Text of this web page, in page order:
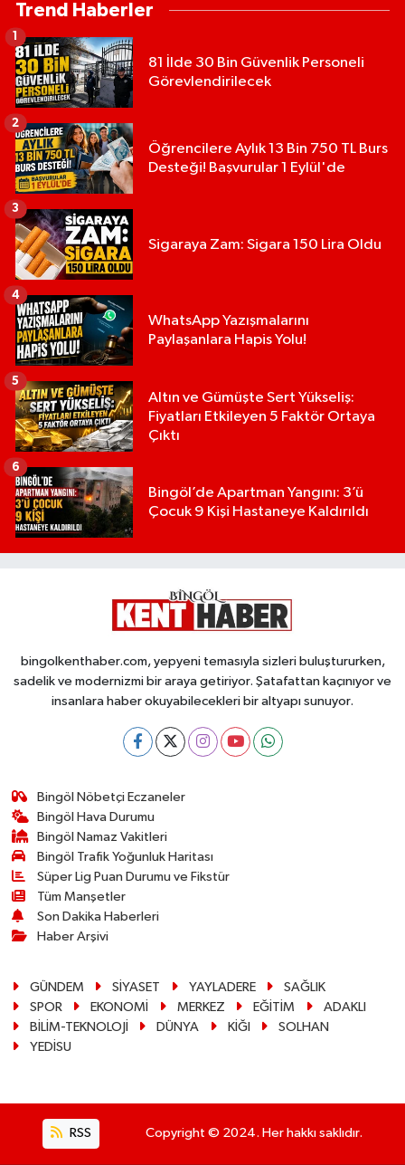
Trend Haberler
81 İlde 30 Bin Güvenlik Personeli
Görevlendirilecek
Öğrencilere Aylık 13 Bin 750 TL Burs
Desteği! Başvurular 1 Eylül'de
2
Sigaraya Zam: Sigara 150 Lira Oldu
3
WhatsApp Yazışmalarını
Paylaşanlara Hapis Yolu!
4
Altın ve Gümüşte Sert Yükseliş:
Fiyatları Etkileyen 5 Faktör Ortaya
Çıktı
5
Bingöl’de Apartman Yangını: 3’ü
Çocuk 9 Kişi Hastaneye Kaldırıldı
6
bingolkenthaber.com, yepyeni temasıyla sizleri buluştururken,
sadelik ve modernizmi bir araya getiriyor. Şatafattan kaçınıyor ve
insanlara haber okuyabilecekleri bir altyapı sunuyor.
Bingöl Nöbetçi Eczaneler
Bingöl Hava Durumu
Bingöl Namaz Vakitleri
Bingöl Trafik Yoğunluk Haritası
Süper Lig Puan Durumu ve Fikstür
Tüm Manşetler
Son Dakika Haberleri
Haber Arşivi
GÜNDEM SİYASET YAYLADERE
SAĞLIK
SPOR
EKONOMİ MERKEZ EĞİTİM
ADAKLI
BİLİM-TEKNOLOJİ
DÜNYA KİĞI
SOLHAN
YEDİSU
RSS Copyright © 2024. Her hakkı saklıdır.